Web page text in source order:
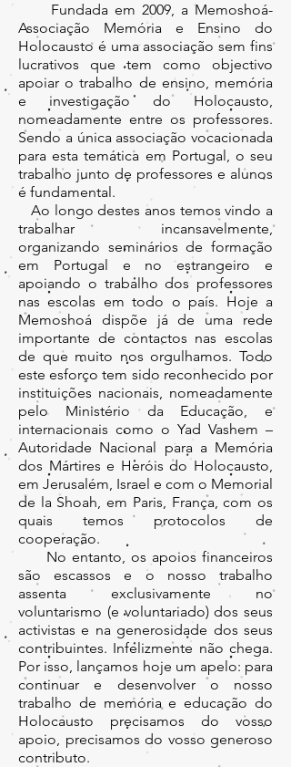
Fundada em 2009, a Memoshoá-
Associação Memória e Ensino do
Holocausto é uma associação sem fins
lucrativos que tem como objectivo
apoiar o trabalho de ensino, memória
e investigação do Holocausto,
nomeadamente entre os professores.
Sendo a única associação vocacionada
para esta temática em Portugal, o seu
trabalho junto de professores e alunos
é fundamental.
Ao longo destes anos temos vindo a
trabalhar incansavelmente,
organizando seminários de formação
em Portugal e no estrangeiro e
apoiando o trabalho dos professores
nas escolas em todo o país. Hoje a
Memoshoá dispõe já de uma rede
importante de contactos nas escolas
de que muito nos orgulhamos. Todo
este esforço tem sido reconhecido por
instituições nacionais, nomeadamente
pelo Ministério da Educação, e
internacionais como o Yad Vashem –
Autoridade Nacional para a Memória
dos Mártires e Heróis do Holocausto,
em Jerusalém, Israel e com o Memorial
de la Shoah, em Paris, França, com os
quais temos protocolos de
cooperação.
No entanto, os apoios financeiros
são escassos e o nosso trabalho
assenta exclusivamente no
voluntarismo (e voluntariado) dos seus
activistas e na generosidade dos seus
contribuintes. Infelizmente não chega.
Por isso, lançamos hoje um apelo: para
continuar e desenvolver o nosso
trabalho de memória e educação do
Holocausto precisamos do vosso
apoio, precisamos do vosso generoso
contributo.